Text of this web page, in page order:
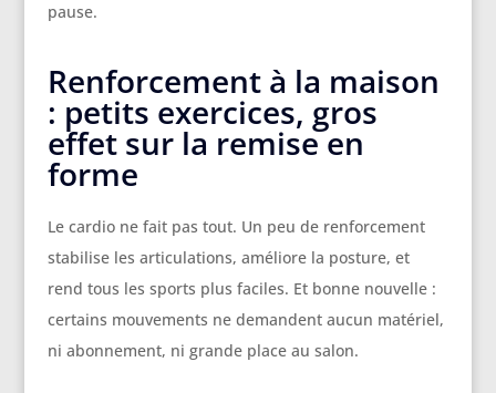
pause.
Renforcement à la maison
: petits exercices, gros
effet sur la remise en
forme
Le cardio ne fait pas tout. Un peu de renforcement
stabilise les articulations, améliore la posture, et
rend tous les sports plus faciles. Et bonne nouvelle :
certains mouvements ne demandent aucun matériel,
ni abonnement, ni grande place au salon.